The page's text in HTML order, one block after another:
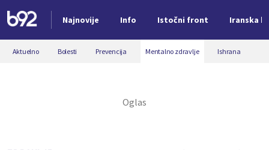
Najnovije Info Istočni front Iranska
Nova vest
Aktuelno Bolesti Prevencija Mentalno zdravlje Ishrana